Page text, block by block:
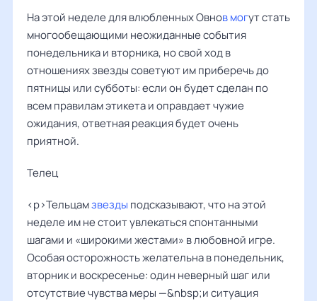
На этой неделе для влюбленных Овнов могут стать
многообещающими неожиданные события
понедельника и вторника, но свой ход в
отношениях звезды советуют им приберечь до
пятницы или субботы: если он будет сделан по
всем правилам этикета и оправдает чужие
ожидания, ответная реакция будет очень
приятной.
Телец
<p>Тельцамзвезды подсказывают, что на этой
неделе им не стоит увлекаться спонтанными
шагами и «широкими жестами» в любовной игре.
Особая осторожность желательна в понедельник,
вторник и воскресенье: один неверный шаг или
отсутствие чувства меры —&nbsp;и ситуация